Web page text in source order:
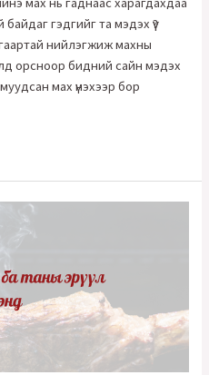
гэдгийг та мэдэх үү?
нийлэгжиж махны
орсноор бидний сайн мэдэх
мах үнэхээр бор